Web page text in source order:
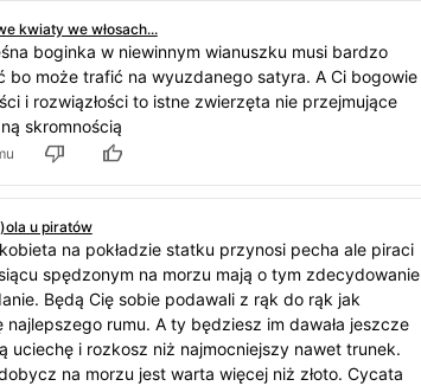
kwiaty we włosach...
boginka w niewinnym wianuszku musi bardzo
bo może trafić na wyuzdanego satyra. A Ci bogowie
i rozwiązłości to istne zwierzęta nie przejmujące
skromnością
u piratów
na pokładzie statku przynosi pecha ale piraci
spędzonym na morzu mają o tym zdecydowanie
Będą Cię sobie podawali z rąk do rąk jak
najlepszego rumu. A ty będziesz im dawała jeszcze
uciechę i rozkosz niż najmocniejszy nawet trunek.
na morzu jest warta więcej niż złoto. Cycata